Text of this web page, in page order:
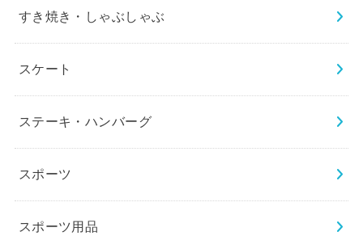
すき焼き・しゃぶしゃぶ
スケート
ステーキ・ハンバーグ
スポーツ
スポーツ用品